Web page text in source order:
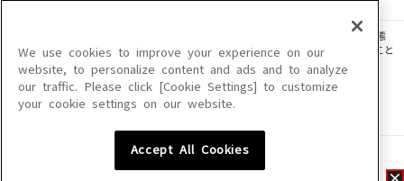
このサイトに掲載されている一切の文章・画像・写真・動画・音声等を、手段や形態
を問わず、著作権法の定める範囲を超えて無断で複製、転載、ファイル化などすること
を禁じます。
楽曲及びコンテンツは、機種によりご利用いただけない場合があります。
楽曲及びコンテンツの配信日、配信内容が変更になる場合があります。
We use cookies to improve your experience on our
website, to personalize content and ads and to analyze
our traffic. Please click [Cookie Settings] to customize
your cookie settings on our website.
Accept All Cookies